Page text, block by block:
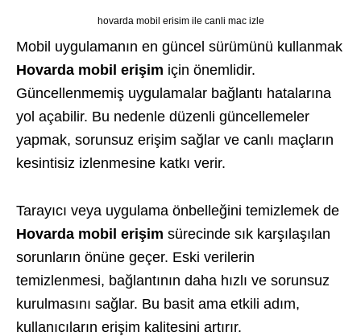
hovarda mobil erisim ile canli mac izle
Mobil uygulamanın en güncel sürümünü kullanmak
Hovarda mobil erişim için önemlidir.
Güncellenmemiş uygulamalar bağlantı hatalarına
yol açabilir. Bu nedenle düzenli güncellemeler
yapmak, sorunsuz erişim sağlar ve canlı maçların
kesintisiz izlenmesine katkı verir.
Tarayıcı veya uygulama önbelleğini temizlemek de
Hovarda mobil erişim sürecinde sık karşılaşılan
sorunların önüne geçer. Eski verilerin
temizlenmesi, bağlantının daha hızlı ve sorunsuz
kurulmasını sağlar. Bu basit ama etkili adım,
kullanıcıların erişim kalitesini artırır.